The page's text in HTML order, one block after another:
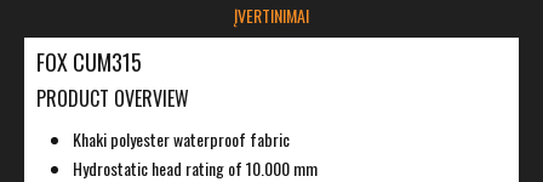
ĮVERTINIMAI
FOX CUM315
PRODUCT OVERVIEW
Khaki polyester waterproof fabric
Hydrostatic head rating of 10.000 mm